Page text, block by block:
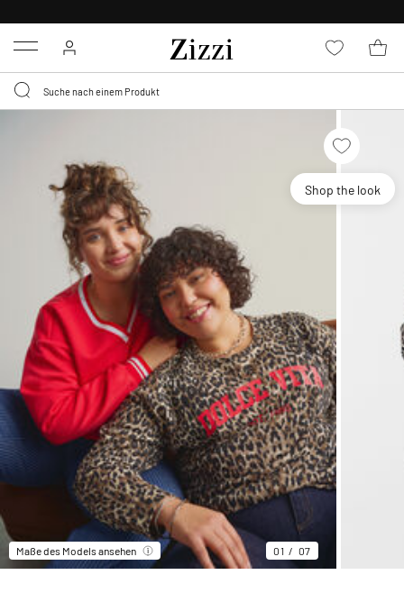
Menu
Shop the look
Maße des Models ansehen 01 07